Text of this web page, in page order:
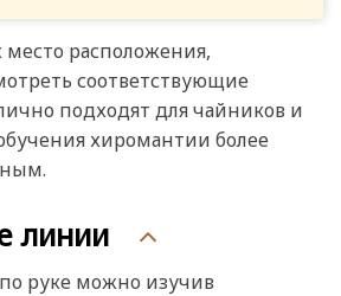
расположения,
соответствующие
подходят для чайников и
хиромантии более
линии
руке можно изучив